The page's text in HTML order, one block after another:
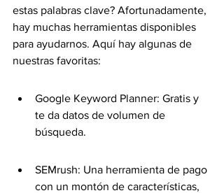
estas palabras clave? Afortunadamente,
hay muchas herramientas disponibles
para ayudarnos. Aquí hay algunas de
nuestras favoritas:
Google Keyword Planner: Gratis y
te da datos de volumen de
búsqueda.
SEMrush: Una herramienta de pago
con un montón de características,